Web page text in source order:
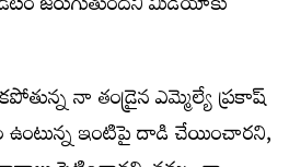
నా తండ్రైన ఎమ్మెల్యే ప్రకాష్
ఉంటున్న ఇంటిపై దాడి చేయించారని,